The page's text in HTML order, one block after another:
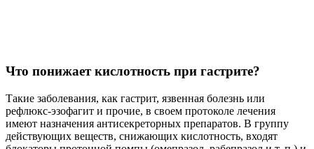
Что понижает кислотность при гастрите?
Такие заболевания, как гастрит, язвенная болезнь или
рефлюкс-эзофагит и прочие, в своем протоколе лечения
имеют назначения антисекреторных препаратов. В группу
действующих веществ, снижающих кислотность, входят